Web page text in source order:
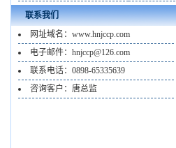
联系我们
网址域名：www.hnjccp.com
电子邮件：hnjccp@126.com
联系电话：0898-65335639
咨询客户：唐总监